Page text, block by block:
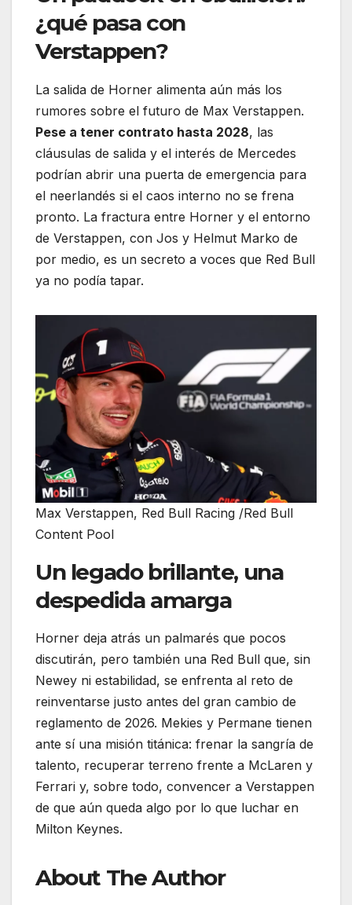
¿qué pasa con
Verstappen?
La salida de Horner alimenta aún más los
rumores sobre el futuro de Max Verstappen.
Pese a tener contrato hasta 2028, las
cláusulas de salida y el interés de Mercedes
podrían abrir una puerta de emergencia para
el neerlandés si el caos interno no se frena
pronto. La fractura entre Horner y el entorno
de Verstappen, con Jos y Helmut Marko de
por medio, es un secreto a voces que Red Bull
ya no podía tapar.
Max Verstappen, Red Bull Racing /Red Bull
Content Pool
Un legado brillante, una
despedida amarga
Horner deja atrás un palmarés que pocos
discutirán, pero también una Red Bull que, sin
Newey ni estabilidad, se enfrenta al reto de
reinventarse justo antes del gran cambio de
reglamento de 2026. Mekies y Permane tienen
ante sí una misión titánica: frenar la sangría de
talento, recuperar terreno frente a McLaren y
Ferrari y, sobre todo, convencer a Verstappen
de que aún queda algo por lo que luchar en
Milton Keynes.
About The Author